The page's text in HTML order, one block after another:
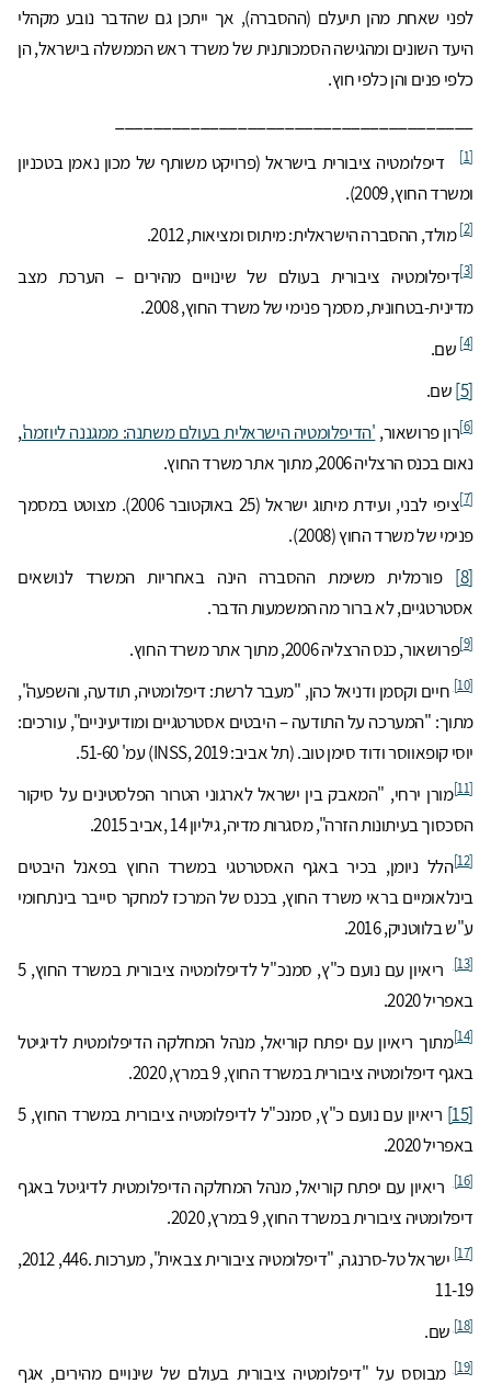
לפני שאחת מהן תיעלם (ההסברה), אך ייתכן גם שהדבר נובע מקהלי
היעד השונים ומהגישה הסמכותנית של משרד ראש הממשלה בישראל, הן
כלפי פנים והן כלפי חוץ.
[1]
דיפלומטיה ציבורית בישראל (פרויקט משותף של מכון נאמן בטכניון
ומשרד החוץ, 2009).
[2] מולד, ההסברה הישראלית: מיתוס ומציאות, 2012.
[3] דיפלומטיה ציבורית בעולם של שינויים מהירים – הערכת מצב
מדינית-בטחונית, מסמך פנימי של משרד החוץ, 2008.
[4]
שם.
[5]
שם.
[6] רון פרושאור, 'הדיפלומטיה הישראלית בעולם משתנה: ממגננה ליוזמה',
נאום בכנס הרצליה 2006, מתוך אתר משרד החוץ.
[7]
ציפי לבני, ועידת מיתוג ישראל (25 באוקטובר 2006). מצוטט במסמך
פנימי של משרד החוץ (2008).
[8]
פורמלית משימת ההסברה הינה באחריות המשרד לנושאים
אסטרטגיים, לא ברור מה המשמעות הדבר.
[9] פרושאור, כנס הרצליה 2006, מתוך אתר משרד החוץ.
[10]
חיים וקסמן ודניאל כהן, "מעבר לרשת: דיפלומטיה, תודעה, והשפעה",
מתוך: "המערכה על התודעה – היבטים אסטרטגיים ומודיעיניים", עורכים:
יוסי קופאווסר ודוד סימן טוב. (תל אביב: INSS, 2019) עמ' 51-60.
[11]
מורן ירחי, "המאבק בין ישראל לארגוני הטרור הפלסטינים על סיקור
הסכסוך בעיתונות הזרה", מסגרות מדיה, גיליון 14 ,אביב 2015.
[12]
הלל ניומן, בכיר באגף האסטרטגי במשרד החוץ בפאנל היבטים
בינלאומיים בראי משרד החוץ, בכנס של המרכז למחקר סייבר בינתחומי
ע"ש בלווטניק, 2016.
[13]
ריאיון עם נועם כ"ץ, סמנכ"ל לדיפלומטיה ציבורית במשרד החוץ, 5
באפריל 2020.
[14]
מתוך ריאיון עם יפתח קוריאל, מנהל המחלקה הדיפלומטית לדיגיטל
באגף דיפלומטיה ציבורית במשרד החוץ, 9 במרץ, 2020.
[15]
ריאיון עם נועם כ"ץ, סמנכ"ל לדיפלומטיה ציבורית במשרד החוץ, 5
באפריל 2020.
[16]
ריאיון עם יפתח קוריאל, מנהל המחלקה הדיפלומטית לדיגיטל באגף
דיפלומטיה ציבורית במשרד החוץ, 9 במרץ, 2020.
[17]
ישראל טל-סרנגה, "דיפלומטיה ציבורית צבאית", מערכות .446, 2012,
11-19
[18] שם.
[19]
מבוסס על "דיפלומטיה ציבורית בעולם של שינויים מהירים, אגף